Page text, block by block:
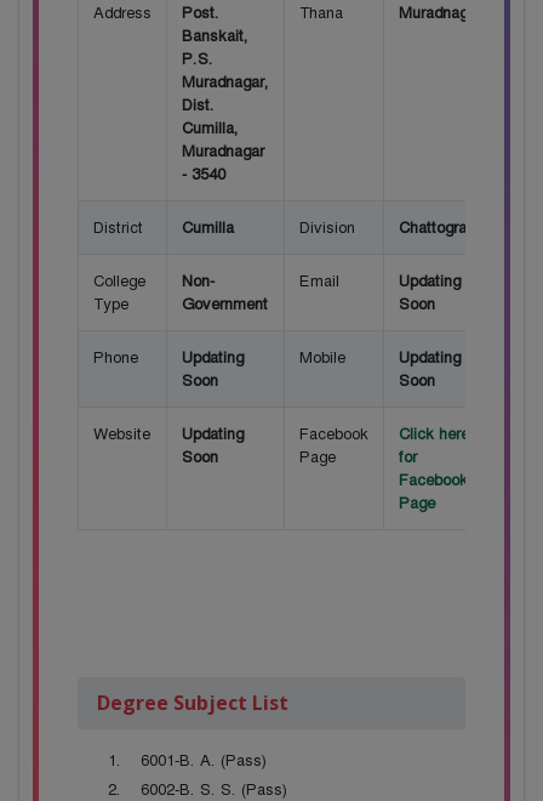
Address
Post.
Banskait,
P.S.
Muradnagar,
Dist.
Cumilla,
Muradnagar
- 3540
Thana Muradnagar
District Cumilla Division Chattogram
College
Type
Non-
Government
Email
Updating
Soon
Phone
Updating
Soon
Mobile
Updating
Soon
Website
Updating
Soon
Facebook
Page
Click here
for
Facebook
Page
Degree Subject List
6001-B. A. (Pass)
6002-B. S. S. (Pass)